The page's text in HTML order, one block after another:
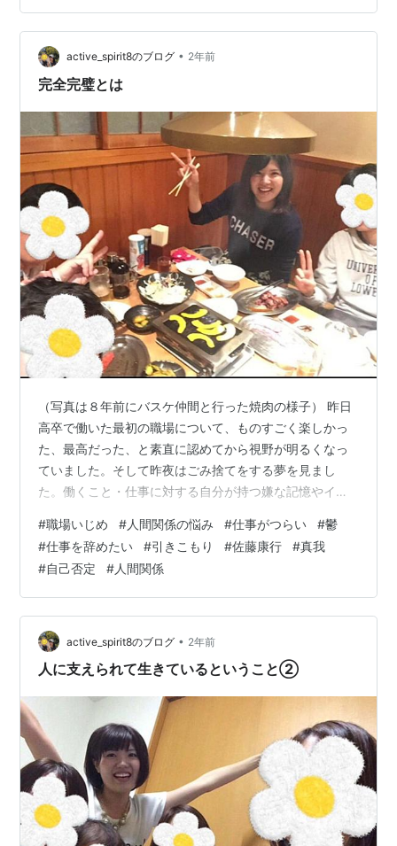
エー出版 2012.12
ン』明窓出版 2012.5
『楽しんで運がよくなる小さな習慣』さとうやすゆ
き 三笠書房 2012.3.王様文庫
『日本人が世界を救う。 真我からのメッセージ』日
新報道 2012.2
『運命のパートナーと結ばれる幸せな結婚の法則』
さとうやすゆき ビオ・マガジン 2013.7
『神のメッセージ 図解 3 (この末法のとき、天の扉が
今開かれる)』日新報道 2013.8
『社長!二代目の仕事は魂の継承だ すべてがうまくい
く秘訣がこの中に隠されている』東京図書出版 リフ
レ出版 (発売) 2013.6.
『たった2日であなたを神に目覚めさせてみせる』ア
イジーエー出版 2013.5
療』竹本好成監修 ゴマブックス 2014.3.
『お金の不安が消える本』さとうやすゆき
KADOKAWA 2015.4
『過去は自由に変えられる マジックミラーの法則』
佐藤康行 ( 地理 ) 【 さとうやすゆき 】
生まれ。1984年東北大学大学院教育学研究科博士課程
後期課程単位取得退学。1988年新潟大学人文学部助教
授、97年教授。専攻は社会学・タイ地域研究。チェンマ
著書
『毒消し売りの社会史 女性・家・村』日本経済評論
社 2002
『タイ農村の村落形成と生活協同 新しいソーシャル
キャピタル論の試み』めこん 2009
ろうと、一昨夜 主人に「私の才能ってなんだと思う？」
と聞いてみました。そしたらすぐに 「人を笑わせるこ
と、人を笑わせる天才」と答えてくれました。 ー…
active_spirit8のブログ • 2年前
完全完璧とは
（写真は８年前にバスケ仲間と行った焼肉の様子） 昨日
高卒で働いた最初の職場について、ものすごく楽しかっ
た、最高だった、と素直に認めてから視野が明るくなっ
ていました。そして昨夜はごみ捨てをする夢を見まし
た。働くこと・仕事に対する自分が持つ嫌な記憶やイメ
海道地域のごみ袋（笑）雪のように溶けていっているの
かな、なんて思いました。でも本当にその通りで、その
夢から朝目覚めたときにあれだけ吐き気を感じて抵抗の
あった働くこと・仕事に対して、嫌な感じが減っていて
しかも最初の職場だけでなく、その後にうまくいかなか
ったと、どす黒い雲として捉えていた ・家電量販…
#職場いじめ #人間関係の悩み #仕事がつらい #鬱
#仕事を辞めたい #引きこもり #佐藤康行 #真我
#自己否定 #人間関係
active_spirit8のブログ • 2年前
人に支えられて生きているということ②